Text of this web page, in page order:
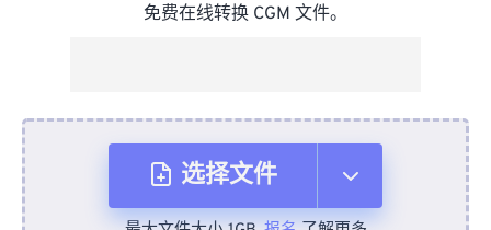
免费在线转换 CGM 文件。
选择文件